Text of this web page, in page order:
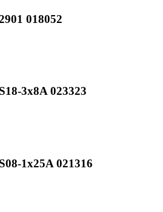
018052
3x8A 023323
1x25A 021316